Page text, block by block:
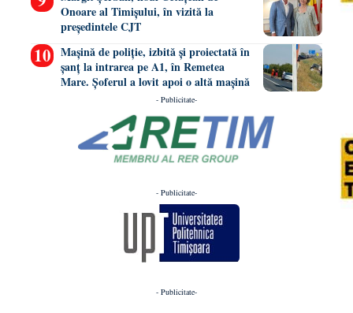
Onoare al Timișului, în vizită la
președintele CJT
Mașină de poliție, izbită și proiectată în
șanț la intrarea pe A1, în Remetea
Mare. Șoferul a lovit apoi o altă mașină
- Publicitate-
- Publicitate-
- Publicitate-